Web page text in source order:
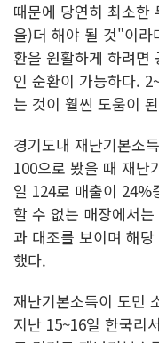
때문에 당연히 최소한
을)더 해야 될 것"이
환을 원활하게 하려면
인 순환이 가능하다.
는 것이 훨씬 도움이
경기도내 재난기본소
100으로 봤을 때 재난
일 124로 매출이 24%
할 수 없는 매장에서
과 대조를 보이며 해
했다.
재난기본소득이 도민
지난 15~16일 한국리